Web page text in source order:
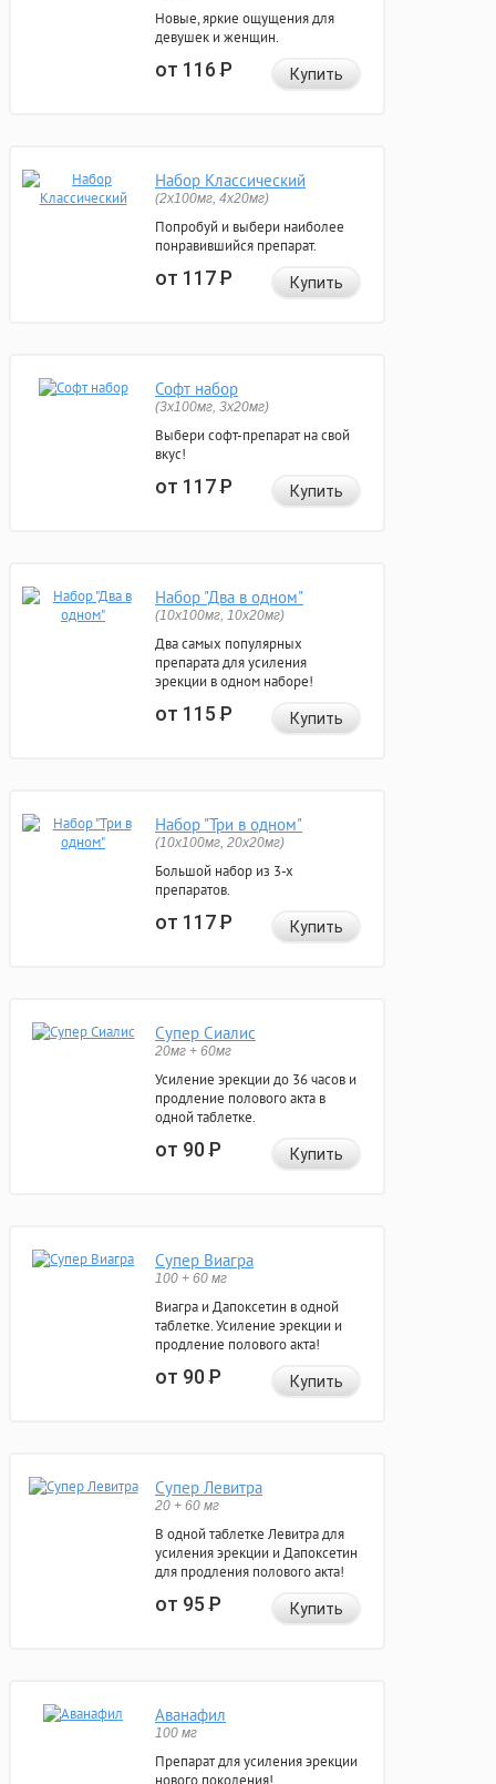
Новые, яркие ощущения для
девушек и женщин.
от 116Р Купить
Набор Классический
(2x100мг, 4x20мг)
Попробуй и выбери наиболее
понравившийся препарат.
от 117Р Купить
Софт набор
(3x100мг, 3x20мг)
Выбери софт-препарат на свой
вкус!
от 117Р Купить
Набор "Два в одном"
(10x100мг, 10x20мг)
Два самых популярных
препарата для усиления
эрекции в одном наборе!
от 115Р Купить
Набор "Три в одном"
(10x100мг, 20x20мг)
Большой набор из 3-х
препаратов.
от 117Р Купить
Супер Сиалис
20мг + 60мг
Усиление эрекции до 36 часов и
продление полового акта в
одной таблетке.
от 90Р Купить
Супер Виагра
100 + 60 мг
Виагра и Дапоксетин в одной
таблетке. Усиление эрекции и
продление полового акта!
от 90Р Купить
Супер Левитра
20 + 60 мг
В одной таблетке Левитра для
усиления эрекции и Дапоксетин
для продления полового акта!
от 95Р Купить
Аванафил
100 мг
Препарат для усиления эрекции